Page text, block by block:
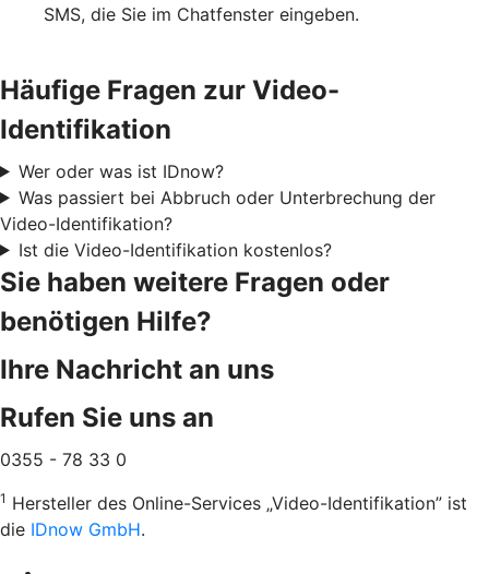
SMS, die Sie im Chatfenster eingeben.
Häufige Fragen zur Video-
Identifikation
Wer oder was ist IDnow?
Was passiert bei Abbruch oder Unterbrechung der
Video-Identifikation?
Ist die Video-Identifikation kostenlos?
Sie haben weitere Fragen oder
benötigen Hilfe?
Ihre Nachricht an uns
Rufen Sie uns an
0355 - 78 33 0
1 Hersteller des Online-Services „Video-Identifikation” ist
die IDnow GmbH.